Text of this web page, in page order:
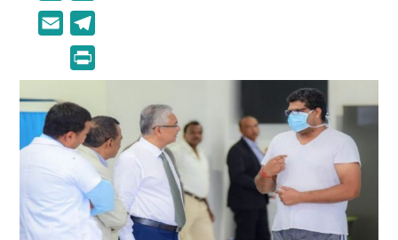
o
p
y
L
i
n
i
n
e
d
I
e
l
e
g
r
a
m
i
r
i
n
t